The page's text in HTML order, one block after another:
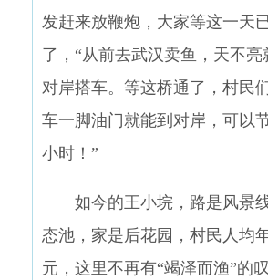
发赶来放鞭炮，大家等这一天
了，“从前去武汉卖鱼，天不亮
对岸搭车。等这桥通了，村民
车一脚油门就能到对岸，可以
小时！”
如今的王小垸，路是风景
态池，家是后花园，村民人均
元，这里不再有“竭泽而渔”的